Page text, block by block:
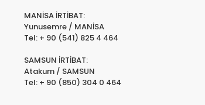
MANİSA İRTİBAT:
Yunusemre / MANİSA
Tel: + 90 (541) 825 4 464
SAMSUN İRTİBAT:
Atakum / SAMSUN
Tel: + 90 (850) 304 0 464